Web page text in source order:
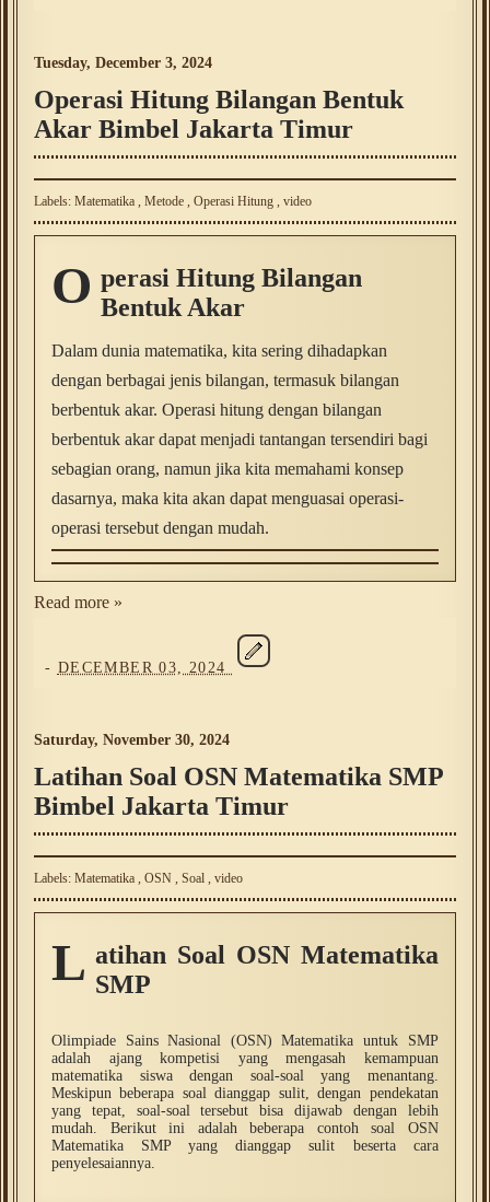
Tuesday, December 3, 2024
Operasi Hitung Bilangan Bentuk
Akar Bimbel Jakarta Timur
Labels: Matematika , Metode , Operasi Hitung , video
O perasi Hitung Bilangan
Bentuk Akar
Dalam dunia matematika, kita sering dihadapkan
dengan berbagai jenis bilangan, termasuk bilangan
berbentuk akar. Operasi hitung dengan bilangan
berbentuk akar dapat menjadi tantangan tersendiri bagi
sebagian orang, namun jika kita memahami konsep
dasarnya, maka kita akan dapat menguasai operasi-
operasi tersebut dengan mudah.
Read more »
- DECEMBER 03, 2024
Saturday, November 30, 2024
Latihan Soal OSN Matematika SMP
Bimbel Jakarta Timur
Labels: Matematika , OSN , Soal , video
L atihan Soal OSN Matematika
SMP
Olimpiade Sains Nasional (OSN) Matematika untuk SMP
adalah ajang kompetisi yang mengasah kemampuan
matematika siswa dengan soal-soal yang menantang.
Meskipun beberapa soal dianggap sulit, dengan pendekatan
yang tepat, soal-soal tersebut bisa dijawab dengan lebih
mudah. Berikut ini adalah beberapa contoh soal OSN
Matematika SMP yang dianggap sulit beserta cara
penyelesaiannya.